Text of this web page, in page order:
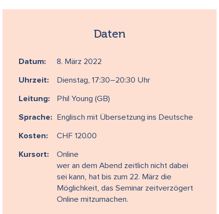
Daten
Datum: 8. März 2022
Uhrzeit: Dienstag, 17:30–20:30 Uhr
Leitung: Phil Young (GB)
Sprache: Englisch mit Übersetzung ins Deutsche
Kosten: CHF 120.00
Kursort:
Online
wer an dem Abend zeitlich nicht dabei
sei kann, hat bis zum 22. März die
Möglichkeit, das Seminar zeitverzögert
Online mitzumachen.